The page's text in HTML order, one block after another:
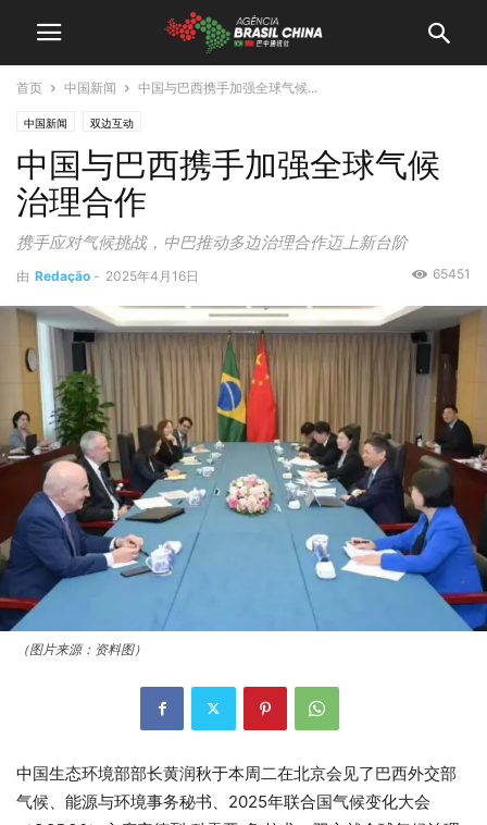
首页 中国新闻 中国与巴西携手加强全球气候...
中国新闻 双边互动
中国与巴西携手加强全球气候
治理合作
携手应对气候挑战，中巴推动多边治理合作迈上新台阶
由 Redação - 2025年4月16日 65451
（图片来源：资料图）
中国生态环境部部长黄润秋于本周二在北京会见了巴西外交部
气候、能源与环境事务秘书、2025年联合国气候变化大会